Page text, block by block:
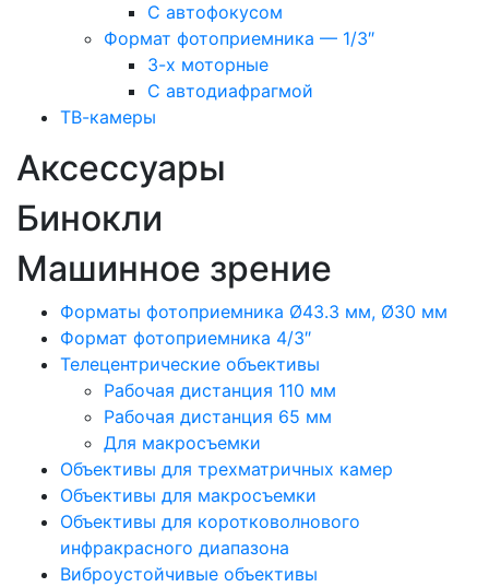
С автофокусом
Формат фотоприемника — 1/3″
3-х моторные
С автодиафрагмой
ТВ-камеры
Аксессуары
Бинокли
Машинное зрение
Форматы фотоприемника Ø43.3 мм, Ø30 мм
Формат фотоприемника 4/3″
Телецентрические объективы
Рабочая дистанция 110 мм
Рабочая дистанция 65 мм
Для макросъемки
Объективы для трехматричных камер
Объективы для макросъемки
Объективы для коротковолнового
инфракрасного диапазона
Виброустойчивые объективы